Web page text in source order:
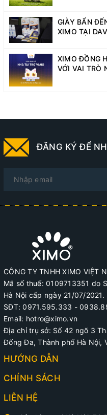
GIÀY BẨN
XIMO TẠI
XIMO ĐỒNG
VỚI VAI TRÒ
ĐĂNG KÝ ĐỂ
CÔNG TY TNHH XIMO VIỆT
Mã số thuế: 0109713351 do
Hà Nội cấp ngày 21/07/2021.
SĐT: 0971.595.333 -
Email: hotro@ximo.vn
Địa chỉ trụ sở: Số 42 ngõ 3
Đống Đa, Thành phố Hà Nội,
HƯỚNG DẪN
CHÍNH SÁCH
LIÊN HỆ